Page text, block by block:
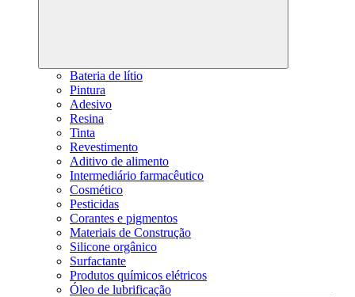
Bateria de lítio
Pintura
Adesivo
Resina
Tinta
Revestimento
Aditivo de alimento
Intermediário farmacêutico
Cosmético
Pesticidas
Corantes e pigmentos
Materiais de Construção
Silicone orgânico
Surfactante
Produtos químicos elétricos
Óleo de lubrificação